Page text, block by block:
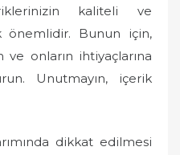
kaliteli ve
önemlidir. Bunun için,
onların ihtiyaçlarına
Unutmayın, içerik
dikkat edilmesi